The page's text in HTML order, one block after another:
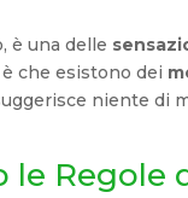
è una delle
che esistono dei
niente di
Regole